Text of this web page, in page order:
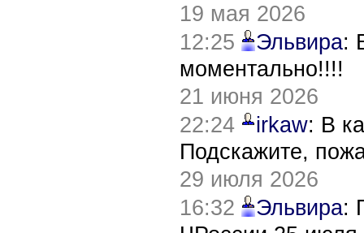
19 мая 2026
12:25
Эльвира:
моментально!!!!
21 июня 2026
22:24
irkaw: В
Подскажите,
29 июля 2026
16:32
Эльвира: